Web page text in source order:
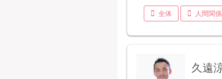
全体 人間関係
久遠